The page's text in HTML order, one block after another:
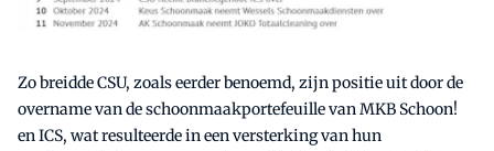
Zo breidde CSU, zoals eerder benoemd, zijn positie uit door de
overname van de schoonmaakportefeuille van MKB Schoon!
en ICS, wat resulteerde in een versterking van hun